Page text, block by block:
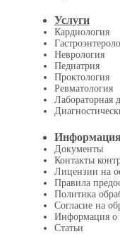
Услуги
Кардиология
Неврология
Педиатрия
Проктология
Ревматология
Лабораторная
Документы
Контакты
Лицензии на
Правила
Политика
Согласие на
Информация о
Статьи